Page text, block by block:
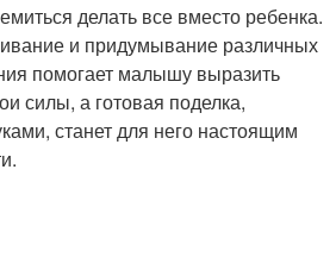
делать все вместо ребенка.
и придумывание различных
помогает малышу выразить
силы, а готовая поделка,
станет для него настоящим